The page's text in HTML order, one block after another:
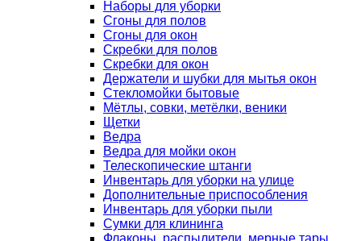
Наборы для уборки
Сгоны для полов
Сгоны для окон
Скребки для полов
Скребки для окон
Держатели и шубки для мытья окон
Стекломойки бытовые
Мётлы, совки, метёлки, веники
Щетки
Ведра
Ведра для мойки окон
Телескопические штанги
Инвентарь для уборки на улице
Дополнительные приспособления
Инвентарь для уборки пыли
Сумки для клининга
Флаконы, распылители, мерные тары